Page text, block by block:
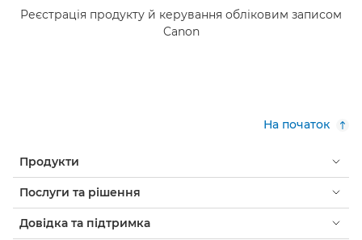
Реєстрація продукту й керування обліковим записом
Canon
На початок
Продукти
Послуги та рішення
Довідка та підтримка